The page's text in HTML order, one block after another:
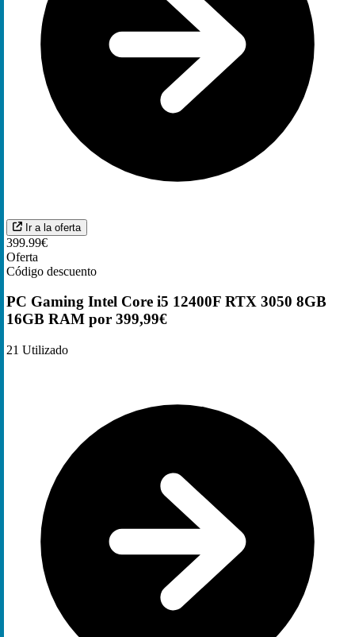
Ir a la oferta
399.99€
Oferta
Código descuento
PC Gaming Intel Core i5 12400F RTX 3050 8GB
16GB RAM por 399,99€
21 Utilizado